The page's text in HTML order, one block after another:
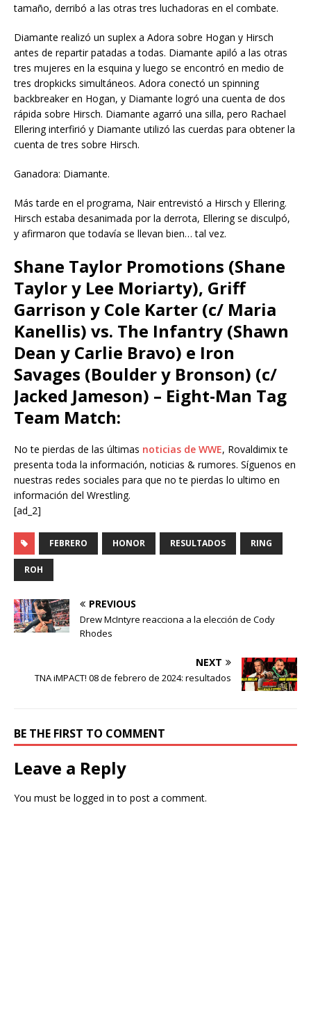
tamaño, derribó a las otras tres luchadoras en el combate.
Diamante realizó un suplex a Adora sobre Hogan y Hirsch
antes de repartir patadas a todas. Diamante apiló a las otras
tres mujeres en la esquina y luego se encontró en medio de
tres dropkicks simultáneos. Adora conectó un spinning
backbreaker en Hogan, y Diamante logró una cuenta de dos
rápida sobre Hirsch. Diamante agarró una silla, pero Rachael
Ellering interfirió y Diamante utilizó las cuerdas para obtener la
cuenta de tres sobre Hirsch.
Ganadora: Diamante.
Más tarde en el programa, Nair entrevistó a Hirsch y Ellering.
Hirsch estaba desanimada por la derrota, Ellering se disculpó,
y afirmaron que todavía se llevan bien… tal vez.
Shane Taylor Promotions (Shane
Taylor y Lee Moriarty), Griff
Garrison y Cole Karter (c/ Maria
Kanellis) vs. The Infantry (Shawn
Dean y Carlie Bravo) e Iron
Savages (Boulder y Bronson) (c/
Jacked Jameson) – Eight-Man Tag
Team Match:
No te pierdas de las últimas noticias de WWE, Rovaldimix te
presenta toda la información, noticias & rumores. Síguenos en
nuestras redes sociales para que no te pierdas lo ultimo en
información del Wrestling.
[ad_2]
FEBRERO HONOR RESULTADOS RING
ROH
PREVIOUS
Drew McIntyre reacciona a la elección de Cody
Rhodes
NEXT
TNA iMPACT! 08 de febrero de 2024: resultados
BE THE FIRST TO COMMENT
Leave a Reply
You must be logged in to post a comment.